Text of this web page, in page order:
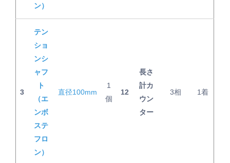
ン）
3
テン
ショ
ンシ
ャフ
ト
（エ
ンボ
ステ
フロ
ン）
直径100mm
1
個
12
長さ
計カ
ウン
ター
3相 1着